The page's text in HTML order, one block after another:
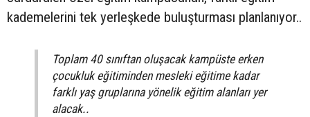
kademelerini tek yerleşkede buluşturması planlanıyor..
Toplam 40 sınıftan oluşacak kampüste erken
çocukluk eğitiminden mesleki eğitime kadar
farklı yaş gruplarına yönelik eğitim alanları yer
alacak..